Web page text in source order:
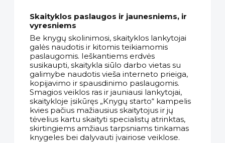
Skaityklos paslaugos ir jaunesniems, ir
vyresniems
Be knygų skolinimosi, skaityklos lankytojai
galės naudotis ir kitomis teikiamomis
paslaugomis. Ieškantiems erdvės
susikaupti, skaitykla siūlo darbo vietas su
galimybe naudotis vieša interneto prieiga,
kopijavimo ir spausdinimo paslaugomis.
Smagios veiklos ras ir jauniausi lankytojai,
skaitykloje įsikūręs „Knygų starto“ kampelis
kvies pačius mažiausius skaitytojus ir jų
tėvelius kartu skaityti specialistų atrinktas,
skirtingiems amžiaus tarpsniams tinkamas
knygeles bei dalyvauti įvairiose veiklose.